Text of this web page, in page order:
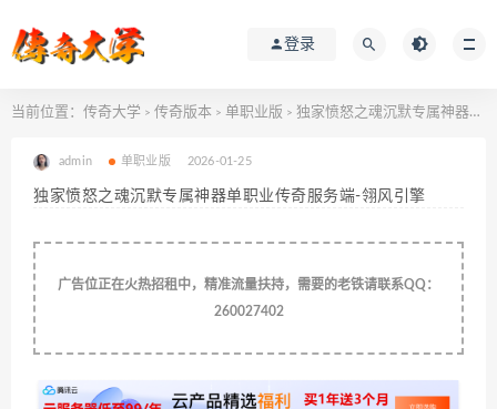
登录
当前位置： 传奇大学 > 传奇版本 > 单职业版 > 独家愤怒之魂沉默专属神器单职业传奇服务端-翎风引擎
admin 单职业版 2026-01-25
独家愤怒之魂沉默专属神器单职业传奇服务端-翎风引擎
广告位正在火热招租中，精准流量扶持，需要的老铁请联系QQ：
260027402